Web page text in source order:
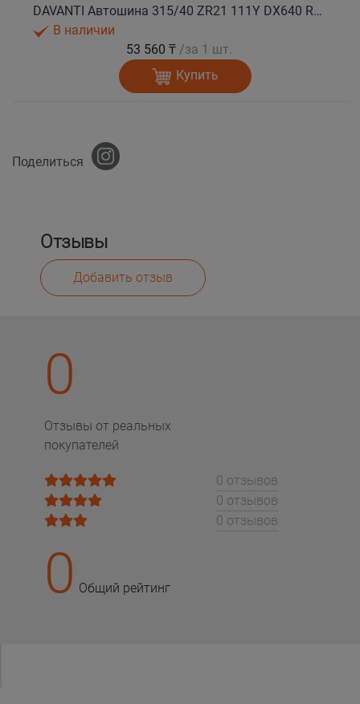
DAVANTI Автошина 315/40 ZR21 111Y DX640 RPR лето
В наличии
53 560 ₸ /за 1 шт.
Купить
Поделиться
Отзывы
Добавить отзыв
0
Отзывы от реальных
покупателей
0 отзывов
0 отзывов
0 отзывов
0 Общий рейтинг